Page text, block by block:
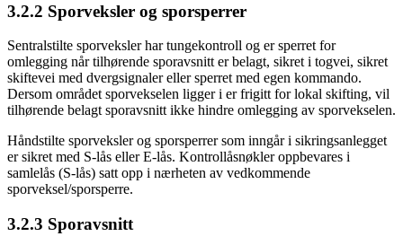
3.2.2 Sporveksler og sporsperrer
Sentralstilte sporveksler har tungekontroll og er sperret for
omlegging når tilhørende sporavsnitt er belagt, sikret i togvei, sikret
skiftevei med dvergsignaler eller sperret med egen kommando.
Dersom området sporvekselen ligger i er frigitt for lokal skifting, vil
tilhørende belagt sporavsnitt ikke hindre omlegging av sporvekselen.
Håndstilte sporveksler og sporsperrer som inngår i sikringsanlegget
er sikret med S-lås eller E-lås. Kontrollåsnøkler oppbevares i
samlelås (S-lås) satt opp i nærheten av vedkommende
sporveksel/sporsperre.
3.2.3 Sporavsnitt